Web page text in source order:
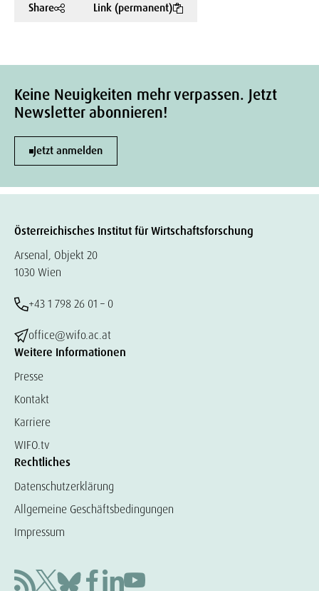
Share Link (permanent)
Keine Neuigkeiten mehr verpassen. Jetzt
Newsletter abonnieren!
Jetzt anmelden
Österreichisches Institut für Wirtschaftsforschung
Arsenal, Objekt 20
1030 Wien
+43 1 798 26 01 – 0
office@wifo.ac.at
Weitere Informationen
Presse
Kontakt
Karriere
WIFO.tv
Rechtliches
Datenschutzerklärung
Allgemeine Geschäftsbedingungen
Impressum